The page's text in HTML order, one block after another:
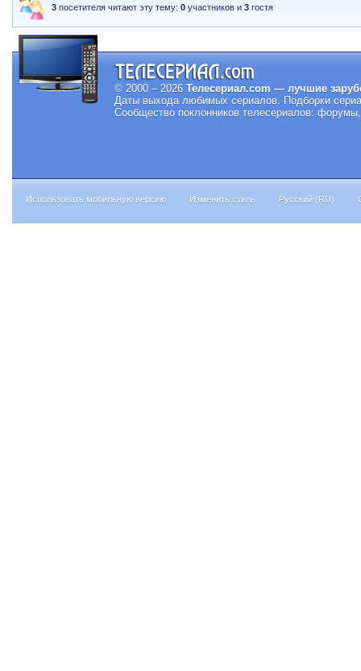
3 посетителя читают эту тему:0 участников и3 гостя
© 2000 – 2026 Телесериал.com — лучшие
Даты выхода любимых сериалов. Подборки
Сообщество поклонников телесериалов:
Использовать мобильную версию Изменить стиль Русский (RU)